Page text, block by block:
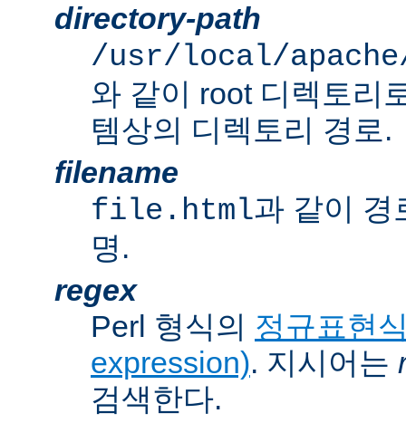
directory-path
/usr/local/
와 같이 root 디렉토리
템상의 디렉토리 경로.
filename
file.html과 같이 경
명.
regex
Perl 형식의 정규표현
expression). 지시어는
검색한다.